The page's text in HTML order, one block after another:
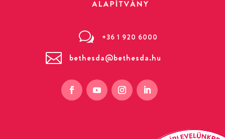
w +36 1 920 6000
 bethesda@bethesda.hu